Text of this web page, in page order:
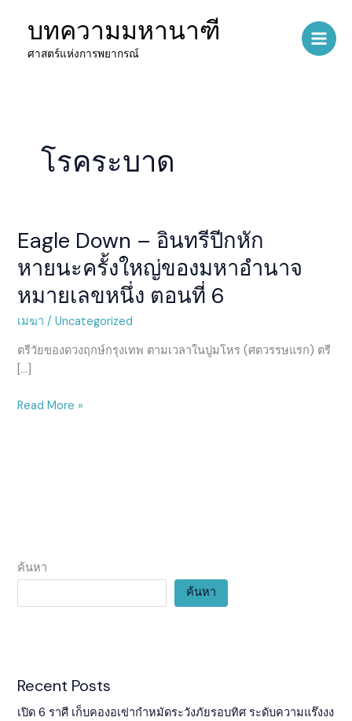
บทความมหานาฑี
ศาสตร์แห่งการพยากรณ์
โรคระบาด
Eagle Down – อินทรีปีกหัก
หายนะครั้งใหญ่ของมหาอำนาจ
หมายเลขหนึ่ง ตอนที่ 6
เมฆา/Uncategorized
ตรีวัยของดวงฤกษ์กรุงเทพ ตามเวลาในปูมโหร (ศตวรรษแรก) ตรี
[…]
Eagle
Down
–
อินทรี
หายนะ
ครั้ง
ใหญ่
มหาอำนาจ
Read More »
ค้นหา
ค้นหา
Recent Posts
เปิด 6 ราศี เก็บคองอเข่ากำหมัดระวังภัยรอบทิศ ระดับความแร๊งงง